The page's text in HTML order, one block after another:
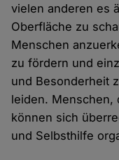
vielen anderen es
Oberfläche zu
Menschen
zu fördern und
und Besonderheit
leiden. Menschen,
können sich
und Selbsthilfe